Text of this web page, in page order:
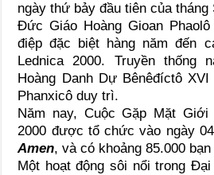
ngày thứ bảy đầu tiên của tháng
Đức Giáo Hoàng Gioan
điệp đặc biệt hàng năm đến
Lednica 2000. Truyền thống
Hoàng Danh Dự Bênêđíctô
Phanxicô duy trì.
Năm nay, Cuộc Gặp Mặt Giới
2000 được tổ chức vào ngày
Amen, và có khoảng 85.000
Một hoạt động sôi nổi trong